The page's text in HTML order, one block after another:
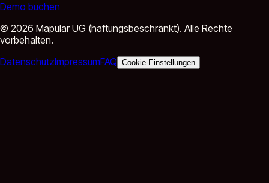
Demo buchen
© 2026 Mapular UG (haftungsbeschränkt). Alle Rechte
vorbehalten.
DatenschutzImpressumFAQ Cookie-Einstellungen